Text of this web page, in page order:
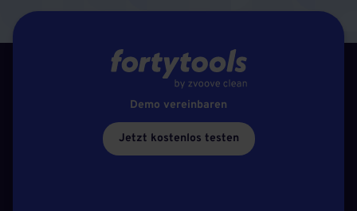
Demo vereinbaren
Jetzt kostenlos testen